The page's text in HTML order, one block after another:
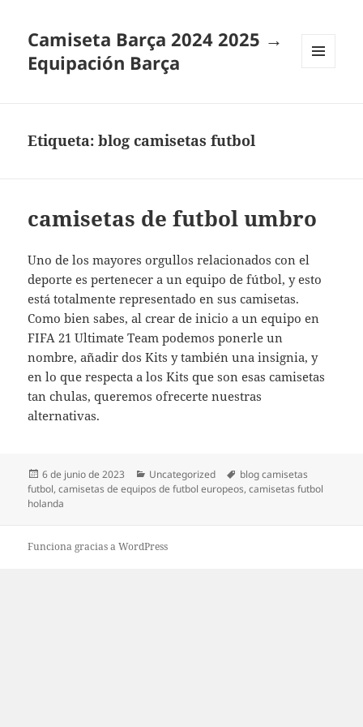
Camiseta Barça 2024 2025 →
Equipación Barça
Etiqueta:blog camisetas futbol
camisetas de futbol umbro
Uno de los mayores orgullos relacionados con el
deporte es pertenecer a un equipo de fútbol, y esto
está totalmente representado en sus camisetas.
Como bien sabes, al crear de inicio a un equipo en
FIFA 21 Ultimate Team podemos ponerle un
nombre, añadir dos Kits y también una insignia, y
en lo que respecta a los Kits que son esas camisetas
tan chulas, queremos ofrecerte nuestras
alternativas.
Publicado
el
6 de junio de 2023 Categorías
Uncategorized Etiquetas
blog camisetas
futbol,camisetas de equipos de futbol europeos,camisetas futbol
holanda
Funciona gracias a WordPress